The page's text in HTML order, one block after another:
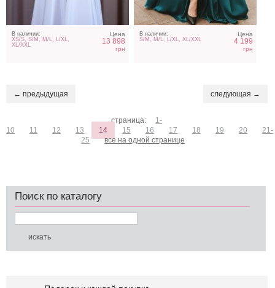
В наличии:
XS/S, S/M, M/L, L/XL,
XL/XXL
Цена
13 898
грн
В наличии:
S/M, M/L, L/XL, XL/XXL
Цена
4 199
грн
← предыдущая
страница:
1-
10
11 12 13 14 15 16 17 18 19 20
21-
25
все на одной странице
следующая →
Поиск по каталогу